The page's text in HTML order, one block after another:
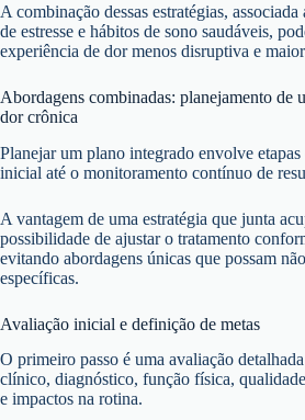
A combinação dessas estratégias,
de estresse e hábitos de sono saudáveis,
experiência de dor menos disruptiva e
Abordagens combinadas: planejamento de
dor crônica
Planejar um plano integrado envolve etapas
inicial até o monitoramento contínuo de
A vantagem de uma estratégia que junta
possibilidade de ajustar o tratamento
evitando abordagens únicas que possam
específicas.
Avaliação inicial e definição de metas
O primeiro passo é uma avaliação
clínico, diagnóstico, função física,
e impactos na rotina.